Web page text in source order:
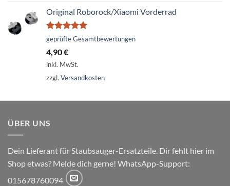
Original Roborock/Xiaomi Vorderrad
Bewertet
von 5
geprüfte Gesamtbewertungen
4,90€
inkl. MwSt.
zzgl. Versandkosten
ÜBER UNS
Dein Lieferant für Staubsauger-Ersatzteile. Dir fehlt hier im
Shop etwas? Melde dich gerne! WhatsApp-Support:
015678760094